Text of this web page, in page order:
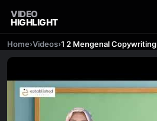
VIDEO
HIGHLIGHT
Home›Videos›1 2 Mengenal Copywriting